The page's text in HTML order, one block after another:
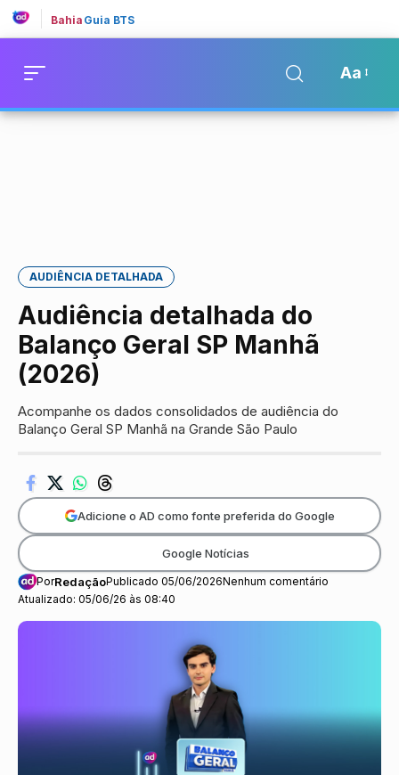
Bahia Guia BTS
Aa
AUDIÊNCIA DETALHADA
Audiência detalhada do
Balanço Geral SP Manhã
(2026)
Acompanhe os dados consolidados de audiência do
Balanço Geral SP Manhã na Grande São Paulo
Atualizado: 05/06/26 às 08:40
PorRedaçãoPublicado 05/06/2026Nenhum comentário
Adicione o AD como fonte preferida do Google
Google Notícias